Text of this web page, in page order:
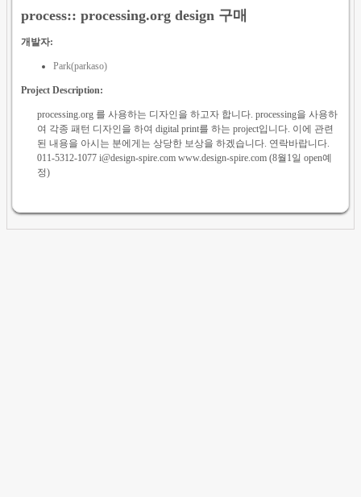
process:: processing.org design 구매
개발자:
Park(parkaso)
Project Description:
processing.org 를 사용하는 디자인을 하고자 합니다. processing을 사용하
여 각종 패턴 디자인을 하여 digital print를 하는 project입니다. 이에 관련
된 내용을 아시는 분에게는 상당한 보상을 하겠습니다. 연락바랍니다.
011-5312-1077 i@design-spire.com www.design-spire.com (8월1일 open예
정)